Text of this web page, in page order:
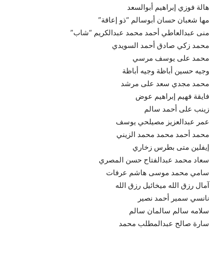
هالة فوزي إبراهيم أبوالسعد
مها شعبان حسان أبوسالم “ذو إعاقة”
منى عبدالعاطي أحمد محمد عبدالكريم “شاب”
محمد زكي صادق أحمد السويدي
محمد على يوسف مرسي
وجيه حسين أباظة وجيه أباظة
محمد مجدي سعد على مرشد
فايقة فهيم إبراهيم عوض
زينب على أحمد سالم
عمر عبدالعزيز مصيلحي يوسف
محمد أحمد محمد محمد الزيني
إيفلين متى بطرس زخاري
سعاد محمد عبدالفتاح حسن المصري
سامي محمد موسى هاشم عرفات
آمال رزق الله ميخائيل رزق الله
نانسي سمير أحمد نصير
سلامه سالم سالمان سالم
سارة صالح عبدالمطلب محمد